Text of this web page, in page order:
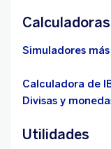
Simuladores
Calculadora de
Divisas y
Utilidades